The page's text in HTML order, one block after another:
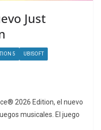
Just
5 UBISOFT
2026 Edition, el nuevo
musicales. El juego